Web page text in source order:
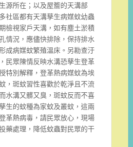
源所在；以及屋簷的天溝部
社區都有天溝孳生病媒蚊幼蟲
檢視家戶天溝，如有塵土淤積
情況，應儘快排除，保持排水
成病媒蚊繁殖溫床。另勘查汙
民眾陳情反映水溝恐孳生登革
特別解釋，登革熱病媒蚊為埃
，斑蚊習性喜歡於乾淨且不流
水溝又髒又臭，斑蚊反而不喜
生的蚊種為家蚊及叢蚊，這兩
革熱病毒，請民眾放心，現場
藥處理，降低蚊蟲對民眾的干